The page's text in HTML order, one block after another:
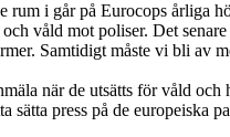
rum i går på Eurocops årliga
våld mot poliser. Det
Samtidigt måste vi bli av
när de utsätts för våld
sätta press på de europeiska